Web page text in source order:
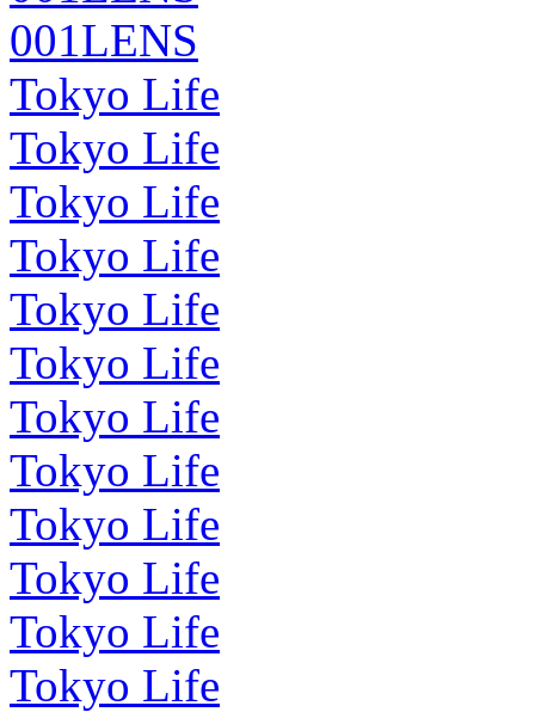
001LENS
Tokyo Life
Tokyo Life
Tokyo Life
Tokyo Life
Tokyo Life
Tokyo Life
Tokyo Life
Tokyo Life
Tokyo Life
Tokyo Life
Tokyo Life
Tokyo Life